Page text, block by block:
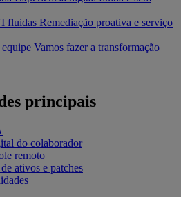
fluidas Remediação proativa e serviço
equipe Vamos fazer a transformação
principais
do colaborador
remoto
ativos e patches